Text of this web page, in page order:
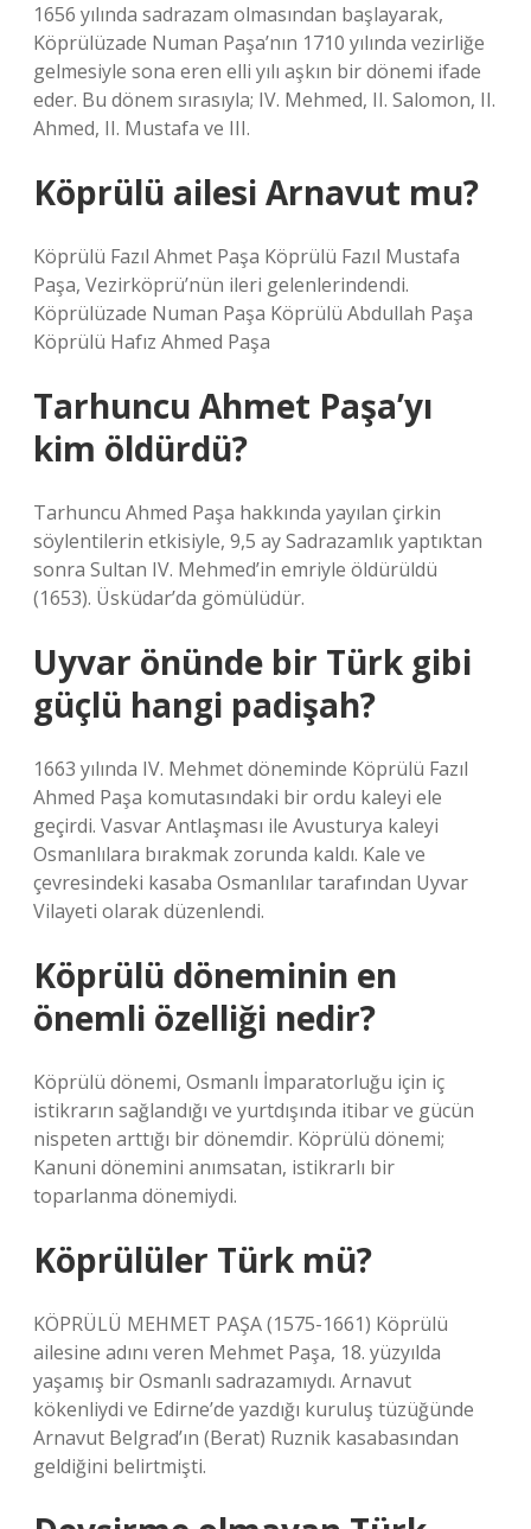
1656 yılında sadrazam olmasından başlayarak,
Köprülüzade Numan Paşa’nın 1710 yılında vezirliğe
gelmesiyle sona eren elli yılı aşkın bir dönemi ifade
eder. Bu dönem sırasıyla; IV. Mehmed, II. Salomon, II.
Ahmed, II. Mustafa ve III.
Köprülü ailesi Arnavut mu?
Köprülü Fazıl Ahmet Paşa Köprülü Fazıl Mustafa
Paşa, Vezirköprü’nün ileri gelenlerindendi.
Köprülüzade Numan Paşa Köprülü Abdullah Paşa
Köprülü Hafız Ahmed Paşa
Tarhuncu Ahmet Paşa’yı
kim öldürdü?
Tarhuncu Ahmed Paşa hakkında yayılan çirkin
söylentilerin etkisiyle, 9,5 ay Sadrazamlık yaptıktan
sonra Sultan IV. Mehmed’in emriyle öldürüldü
(1653). Üsküdar’da gömülüdür.
Uyvar önünde bir Türk gibi
güçlü hangi padişah?
1663 yılında IV. Mehmet döneminde Köprülü Fazıl
Ahmed Paşa komutasındaki bir ordu kaleyi ele
geçirdi. Vasvar Antlaşması ile Avusturya kaleyi
Osmanlılara bırakmak zorunda kaldı. Kale ve
çevresindeki kasaba Osmanlılar tarafından Uyvar
Vilayeti olarak düzenlendi.
Köprülü döneminin en
önemli özelliği nedir?
Köprülü dönemi, Osmanlı İmparatorluğu için iç
istikrarın sağlandığı ve yurtdışında itibar ve gücün
nispeten arttığı bir dönemdir. Köprülü dönemi;
Kanuni dönemini anımsatan, istikrarlı bir
toparlanma dönemiydi.
Köprülüler Türk mü?
KÖPRÜLÜ MEHMET PAŞA (1575-1661) Köprülü
ailesine adını veren Mehmet Paşa, 18. yüzyılda
yaşamış bir Osmanlı sadrazamıydı. Arnavut
kökenliydi ve Edirne’de yazdığı kuruluş tüzüğünde
Arnavut Belgrad’ın (Berat) Ruznik kasabasından
geldiğini belirtmişti.